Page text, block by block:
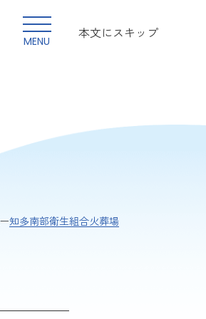
MENU
本文にスキップ
知多南部衛生組合火葬場